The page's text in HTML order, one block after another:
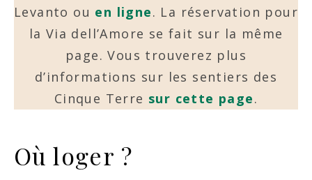
Levanto ou en ligne. La réservation pour
la Via dell’Amore se fait sur la même
page. Vous trouverez plus
d’informations sur les sentiers des
Cinque Terre sur cette page.
Où loger ?